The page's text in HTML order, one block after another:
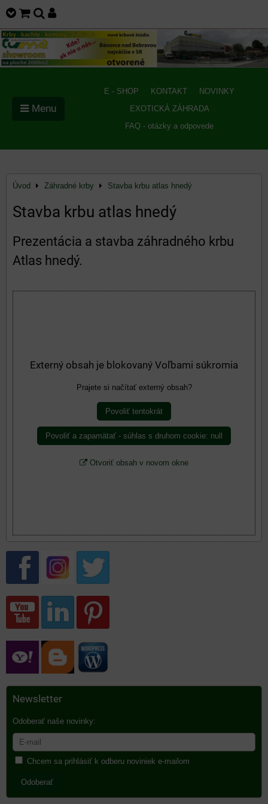
E - SHOP KONTAKT
NOVINKY
EXOTICKÁ ZÁHRADA
FAQ - otázky a odpovede
Menu
Úvod Záhradné krby Stavba krbu atlas hnedý
Stavba krbu atlas hnedý
Prezentácia a stavba záhradného krbu
Atlas hnedý.
Externý obsah je blokovaný Voľbami súkromia
Prajete si načítať externý obsah?
Povoliť tentokrát
Povoliť a zapamätať - súhlas s druhom cookie: null
Otvoriť obsah v novom okne
Newsletter
Odoberať naše novinky:
Chcem sa prihlásiť k odberu noviniek e-mailom
Odoberať